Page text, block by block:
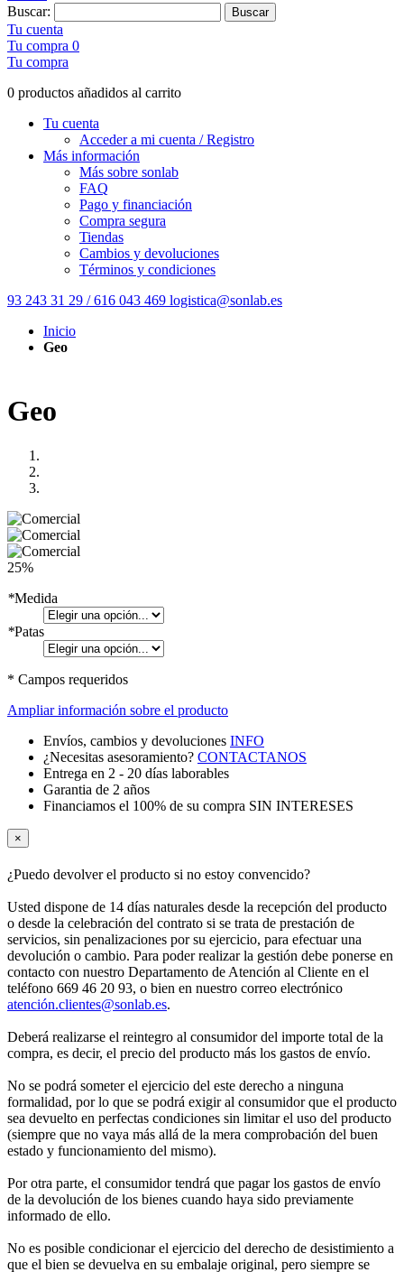
Buscar:
Buscar
Tu cuenta
Tu compra 0
Tu compra
0 productos añadidos al carrito
Tu cuenta
Acceder a mi cuenta / Registro
Más información
Más sobre sonlab
FAQ
Pago y financiación
Compra segura
Tiendas
Cambios y devoluciones
Términos y condiciones
93 243 31 29 / 616 043 469 logistica@sonlab.es
Inicio
Geo
Geo
25%
*Medida
*Patas
* Campos requeridos
Ampliar información sobre el producto
Envíos, cambios y devoluciones INFO
¿Necesitas asesoramiento? CONTACTANOS
Entrega en 2 - 20 días laborables
Garantia de 2 años
Financiamos el 100% de su compra SIN INTERESES
×
¿Puedo devolver el producto si no estoy convencido?
Usted dispone de 14 días naturales desde la recepción del producto
o desde la celebración del contrato si se trata de prestación de
servicios, sin penalizaciones por su ejercicio, para efectuar una
devolución o cambio. Para poder realizar la gestión debe ponerse en
contacto con nuestro Departamento de Atención al Cliente en el
teléfono 669 46 20 93, o bien en nuestro correo electrónico
atención.clientes@sonlab.es.
Deberá realizarse el reintegro al consumidor del importe total de la
compra, es decir, el precio del producto más los gastos de envío.
No se podrá someter el ejercicio del este derecho a ninguna
formalidad, por lo que se podrá exigir al consumidor que el producto
sea devuelto en perfectas condiciones sin limitar el uso del producto
(siempre que no vaya más allá de la mera comprobación del buen
estado y funcionamiento del mismo).
Por otra parte, el consumidor tendrá que pagar los gastos de envío
de la devolución de los bienes cuando haya sido previamente
informado de ello.
No es posible condicionar el ejercicio del derecho de desistimiento a
que el bien se devuelva en su embalaje original, pero siempre se